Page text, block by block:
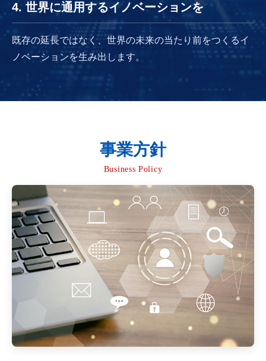
4. 世界に通用するイノベーションを
既存の延長ではなく、世界の未来の当たり前をつくるイ
ノベーションを生み出します。
事業方針
Business Policy